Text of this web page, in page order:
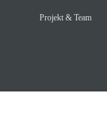
Projekt & Team